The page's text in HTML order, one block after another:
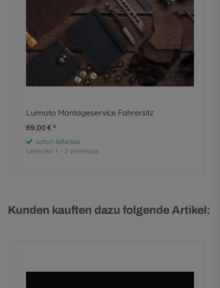
Luimoto Montageservice Fahrersitz
69,00 € *
sofort lieferbar
Lieferzeit: 1 - 2 Werktage
Kunden kauften dazu folgende Artikel: